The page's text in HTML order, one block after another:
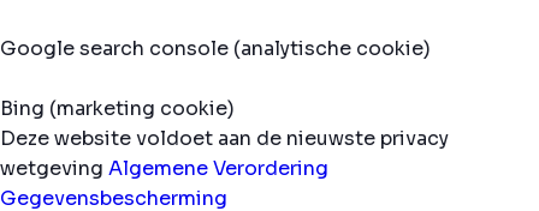
Google search console (analytische cookie)
Bing (marketing cookie)
Deze website voldoet aan de nieuwste privacy
wetgeving Algemene Verordering
Gegevensbescherming